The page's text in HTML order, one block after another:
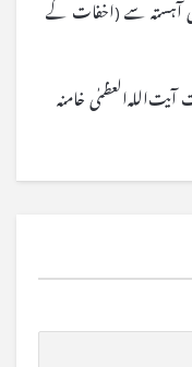
آہستہ سے (اخفات کے
فارسی مسئلہ ۳۷۰حضرت آیت‌الله‌العظمٰی خامنہ